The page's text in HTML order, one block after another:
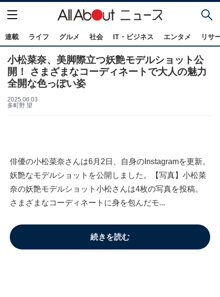
連載 ライフ グルメ 社会 IT・ビジネス エンタメ リサ
小松菜奈、美脚際立つ妖艶モデルショット公
開！ さまざまなコーディネートで大人の魅力
全開な色っぽい姿
2025.06.03
多町野 望
俳優の小松菜奈さんは6月2日、自身のInstagramを更新。
妖艶なモデルショットを公開しました。【写真】小松菜
奈の妖艶モデルショット小松さんは4枚の写真を投稿。
さまざまなコーディネートに身を包んだモ...
続きを読む